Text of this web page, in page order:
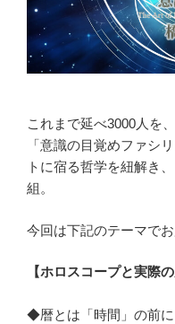
これまで延べ3000人を
「意識の目覚めファシ
トに宿る哲学を紐解き
組。
今回は下記のテーマでお
【ホロスコープと実際
◆暦とは「時間」の前に